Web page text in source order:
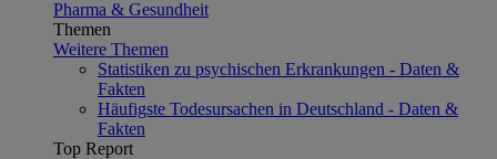
Pharma & Gesundheit
Themen
Weitere Themen
Statistiken zu psychischen Erkrankungen - Daten &
Fakten
Häufigste Todesursachen in Deutschland - Daten &
Fakten
Top Report